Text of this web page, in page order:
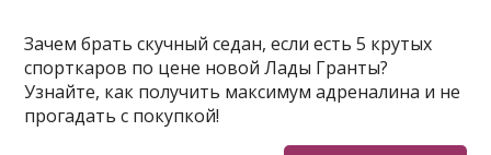
Зачем брать скучный седан, если есть 5 крутых
спорткаров по цене новой Лады Гранты?
Узнайте, как получить максимум адреналина и не
прогадать с покупкой!